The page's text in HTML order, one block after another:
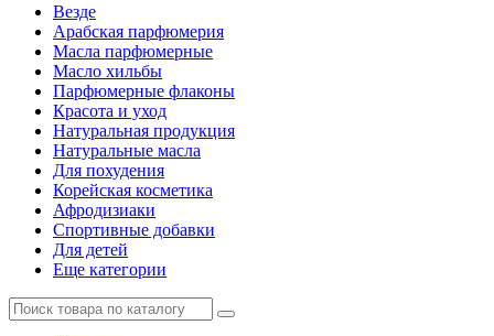
Везде
Арабская парфюмерия
Масла парфюмерные
Масло хильбы
Парфюмерные флаконы
Красота и уход
Натуральная продукция
Натуральные масла
Для похудения
Корейская косметика
Афродизиаки
Спортивные добавки
Для детей
Еще категории